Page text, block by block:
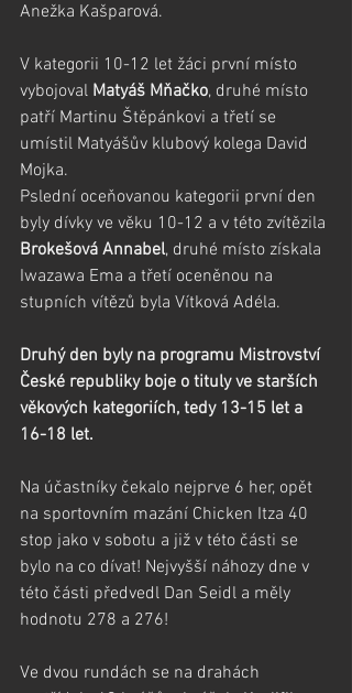
Anežka Kašparová.
V kategorii 10-12 let žáci první místo
vybojoval Matyáš Mňačko, druhé místo
patří Martinu Štěpánkovi a třetí se
umístil Matyášův klubový kolega David
Mojka.
Pslední oceňovanou kategorii první den
byly dívky ve věku 10-12 a v této zvítězila
Brokešová Annabel, druhé místo získala
Iwazawa Ema a třetí oceněnou na
stupních vítězů byla Vítková Adéla.
Druhý den byly na programu Mistrovství
České republiky boje o tituly ve starších
věkových kategoriích, tedy 13-15 let a
16-18 let.
Na účastníky čekalo nejprve 6 her, opět
na sportovním mazání Chicken Itza 40
stop jako v sobotu a již v této části se
bylo na co dívat! Nejvyšší náhozy dne v
této části předvedl Dan Seidl a měly
hodnotu 278 a 276!
Ve dvou rundách se na drahách